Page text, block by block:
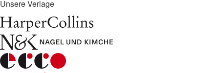
Unsere Verlage